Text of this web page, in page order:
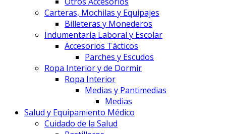
Carteras, Mochilas y Equipajes
Billeteras y Monederos
Indumentaria Laboral y Escolar
Accesorios Tácticos
Parches y Escudos
Ropa Interior y de Dormir
Ropa Interior
Medias y Pantimedias
Medias
Salud y Equipamiento Médico
Cuidado de la Salud